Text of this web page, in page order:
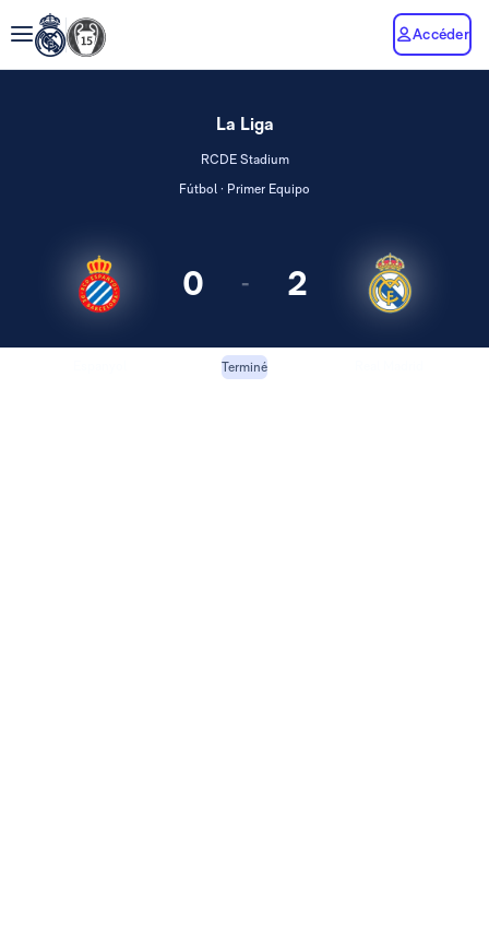
Accéder
La Liga
RCDE Stadium
Fútbol · Primer Equipo
0 - 2
Terminé